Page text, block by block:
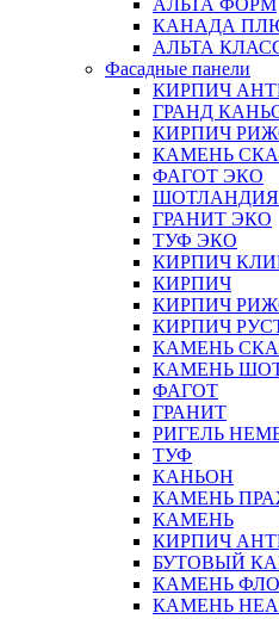
АЛЬТА ФОРМ
КАНАДА
АЛЬТА
Фасадные панели
КИРПИЧ
ГРАНД
КИРПИЧ
КАМЕНЬ
ФАГОТ ЭКО
ГРАНИТ ЭКО
ТУФ ЭКО
КИРПИЧ
КИРПИЧ
КИРПИЧ
КИРПИЧ
КАМЕНЬ
КАМЕНЬ
ФАГОТ
ГРАНИТ
РИГЕЛЬ
ТУФ
КАНЬОН
КАМЕНЬ
КАМЕНЬ
КИРПИЧ
БУТОВЫЙ
КАМЕНЬ
КАМЕНЬ